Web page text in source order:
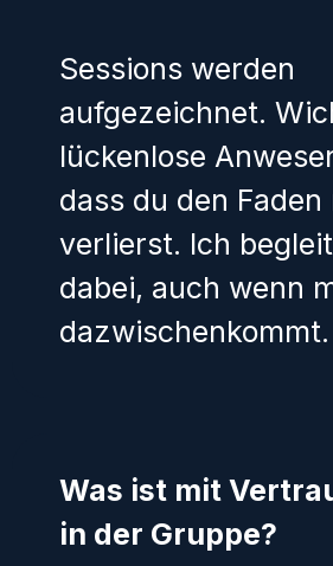
Sessions werden
aufgezeichnet.
lückenlose
dass du den
verlierst. Ich
dabei, auch wenn
dazwischenkommt.
Was ist mit
in der Gruppe?